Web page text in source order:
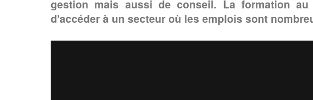
gestion mais aussi de conseil. La formation
d'accéder à un secteur où les emplois sont